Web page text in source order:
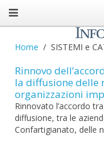
Home SISTEMI e
Rinnovo
la diffusione delle
organizzazioni
Rinnovato l’accordo
diffusione, tra le
Confartigianato, delle